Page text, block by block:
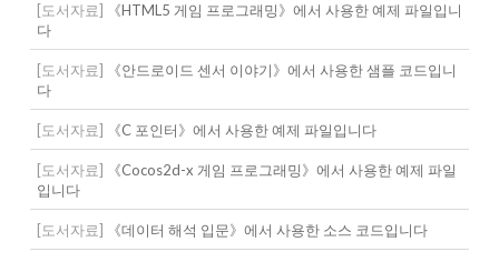
[도서자료]
《HTML5 게임 프로그래밍》에서 사용한 예제 파일입니
다
[도서자료]
《안드로이드 센서 이야기》에서 사용한 샘플 코드입니
다
[도서자료] 《C 포인터》에서 사용한 예제 파일입니다
[도서자료]
《Cocos2d-x 게임 프로그래밍》에서 사용한 예제 파일
입니다
[도서자료] 《데이터 해석 입문》에서 사용한 소스 코드입니다